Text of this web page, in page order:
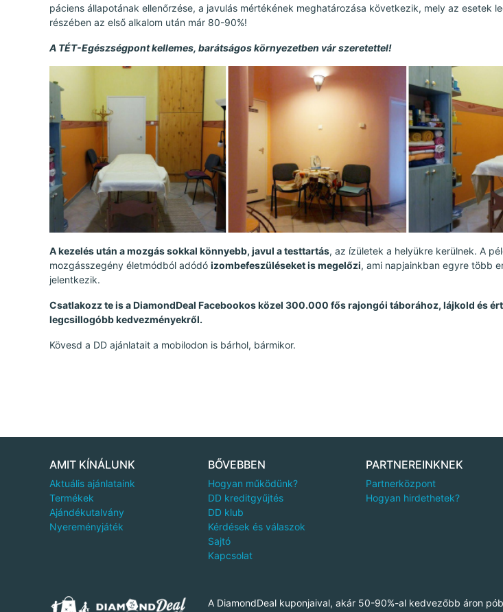
páciens állapotának ellenőrzése, a javulás mértékének meghatározása következik, mely az esetek
részében az első alkalom után már 80-90%!
A TÉT-Egészségpont kellemes, barátságos környezetben vár szeretettel!
A kezelés után a mozgás sokkal könnyebb, javul a testtartás, az ízületek a helyükre kerülnek. A
mozgásszegény életmódból adódó izombefeszüléseket is megelőzi, ami napjainkban egyre több
jelentkezik.
Csatlakozz te is a DiamondDeal Facebookos közel 300.000 fős rajongói táborához, lájkold és
legcsillogóbb kedvezményekről.
Kövesd a DD ajánlatait a mobilodon is bárhol, bármikor.
AMIT KÍNÁLUNK
Aktuális ajánlataink
Termékek
Ajándékutalvány
Nyereményjáték
BŐVEBBEN
Hogyan működünk?
DD kreditgyűjtés
DD klub
Kérdések és válaszok
Sajtó
Kapcsolat
PARTNEREINKNEK
Partnerközpont
Hogyan hirdethetek?
A DiamondDeal kuponjaival, akár 50-90%-al kedvezőbb áron